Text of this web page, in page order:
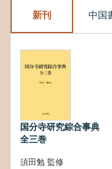
新刊 中国
国分寺研究綜合事典
全三巻
須田勉 監修